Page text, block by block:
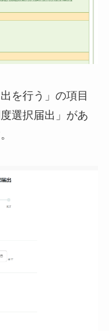
を行う」の項目
選択届出」があ